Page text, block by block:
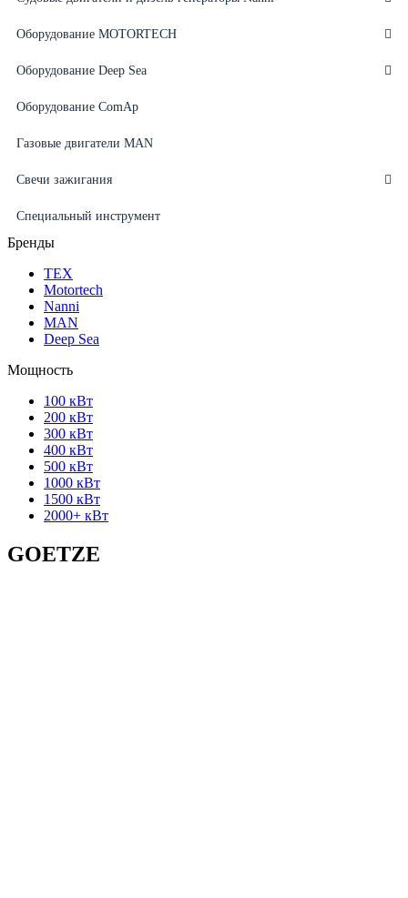
Оборудование MOTORTECH
Оборудование Deep Sea
Оборудование ComAp
Газовые двигатели MAN
Свечи зажигания
Специальный инструмент
Бренды
ТЕХ
Motortech
Nanni
MAN
Deep Sea
Мощность
100 кВт
200 кВт
300 кВт
400 кВт
500 кВт
1000 кВт
1500 кВт
2000+ кВт
GOETZE